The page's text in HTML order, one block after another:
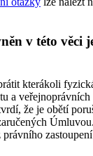
v této věci
kterákoli
a
že je obětí
právního